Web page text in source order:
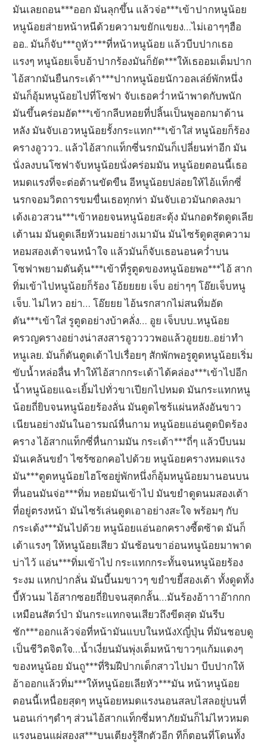
มันเลยถอน***ออก มันลุกขึ้น แล้วจ่อ***เข้าปากหนูน้อย
หนูน้อยส่ายหน้าหนีด้วยความขยักแขยง…ไม่เอาๆๆฮือ
ออ.. มันก็จับ***ถูหัว***ที่หน้าหนูน้อย แล้วบีบปากเธอ
แรงๆ หนูน้อยเจ็บอ้าปากร้องมันก็ยัด***ให้เธออมเต็มปาก
ไอ้สากมันยืนกระเด้า***ปากหนูน้อยนักวอลเล่ย์พักหนึ่ง
มันก็อุ้มหนูน้อยไปที่โซฟา จับเธอคว่ำหน้าพาดกับพนัก
มันขึ้นคร่อมอัด***เข้ากลีบหอยที่ปลิ้นเป็นพูออกมาด้าน
หลัง มันจับเอวหนูน้อยรั้งกระแทก***เข้าใส่ หนูน้อยก็ร้อง
ครางอูววว.. แล้วไอ้สากแท็กซี่นรกมันก็เปลี่ยนท่าอีก มัน
นั่งลงบนโซฟาจับหนูน้อยนั่งคร่อมมัน หนูน้อยตอนนี้เธอ
หมดแรงที่จะต่อต้านขัดขืน อีหนูน้อยปล่อยให้ไอ้แท็กซี่
นรกจอมวิตถารขมขื่นเธอทุกท่า มันจับเอวมันกดลงมา
เด้งเอวสวน***เข้าหอยจนหนูน้อยสะดุ้ง มันกอดรัดดูดเลีย
เต้านม มันดูดเลียหัวนมอย่างเมามัน มันไซร้ดูดสูดความ
หอมสองเต้าจนหนำใจ แล้วมันก็จับเธอนอนคว่ำบน
โซฟาพยามดันดุ้น***เข้าที่รูตูดของหนูน้อยพอ***ไอ้ สาก
ทิ่มเข้าไปหนูน้อยก็ร้อง โอ้ยยยย เจ็บ อย่าๆๆ โอ๊ยเจ็บหนู
เจ็บ. ไม่ไหว อย่า… โอ๊ยยย ไอ้นรกสากไม่สนทิ่มอัด
ดัน***เข้าใส่ รูตูดอย่างบ้าคลั่ง… อูย เจ็บบบ..หนูน้อย
ครวญครางอย่างน่าสงสารอูววววพอแล้วอูยยย..อย่าทำ
หนูเลย. มันก็ดันตูดเด้าไปเรื่อยๆ สักพักพอรูตูดหนูน้อยเริ่ม
ขับน้ำหล่อลื่น ทำให้ไอ้สากกระเด้าได้คล่อง***เข้าไปอีก
น้ำหนูน้อยแฉะเยิ้มไปทั่วขาเปียกไปหมด มันกระแทกหนู
น้อยถี่ยิบจนหนูน้อยร้องลั่น มันดูดไซร้แผ่นหลังอันขาว
เนียนอย่างมันในอารมณ์หื่นกาม หนูน้อยแอ่นตูดบิดร้อง
คราง ไอ้สากแท็กซี่หื่นกามมัน กระเด้า***ถี่ๆ แล้วบีบนม
มันเคล้นขยำ ไซร้ซอกคอไปด้วย หนูน้อยครางหมดแรง
มัน***ตูดหนูน้อยไฮโซอยู่พักหนึ่งก็อุ้มหนูน้อยมานอนบน
ที่นอนมันจ่อ***ทิ่ม หอยมันเข้าไป มันขยำดูดนมสองเต้า
ที่อยู่ตรงหน้า มันไซร้เล่นดูดเอาอย่างสะใจ พร้อมๆ กับ
กระเด้ง***มันไปด้วย หนูน้อยแอ่นอกครางซี้ดซ้าด มันก็
เด้าแรงๆ ให้หนูน้อยเสียว มันช้อนขาอ่อนหนูน้อยมาพาด
บ่าไว้ แอ่น***ทิ่มเข้าไป กระแทกกระทั้นจนหนูน้อยร้อง
ระงม แหกปากลั่น มันบี้นมขาวๆ ขยำขยี้สองเต้า ทั้งดูดทั้ง
บี้หัวนม ไอ้สากซอยถี่ยิบจนสุดกลั้น…มันร้องอ้าาาอ๊ากกก
เหมือนสัตว์ป่า มันกระแทกจนเสียวถึงขีดสุด มันรีบ
ชัก***ออกแล้วจ่อที่หน้ามันแบบในหนังXญี่ปุ่น ที่มันชอบดู
เป็นชีวิตจิตใจ…น้ำเงี่ยนมันพุ่งเต็มหน้าขาวๆแก้มแดงๆ
ของหนูน้อย มันถู***ที่ริมฝีปากเด็กสาวไปมา บีบปากให้
อ้าออกแล้วทิ่ม***ให้หนูน้อยเลียหัว***มัน หน้าหนูน้อย
ตอนนี้เหนื่อยสุดๆ หนูน้อยหมดแรงนอนสลบไสลอยู่บนที่
นอนเก่าๆดำๆ ส่วนไอ้สากแท็กซี่มหาภัยมันก็ไม่ไหวหมด
แรงนอนแผ่สองส***บนเตียงรู้สึกตัวอีก ทีก็ตอนที่โดนทั้ง